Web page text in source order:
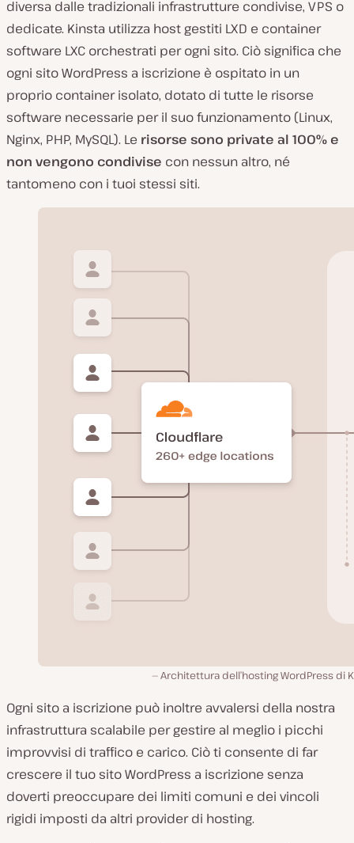
diversa dalle tradizionali infrastrutture condivise, VPS o
dedicate. Kinsta utilizza host gestiti LXD e container
software LXC orchestrati per ogni sito. Ciò significa che
ogni sito WordPress a iscrizione è ospitato in un
proprio container isolato, dotato di tutte le risorse
software necessarie per il suo funzionamento (Linux,
Nginx, PHP, MySQL). Le risorse sono private al 100% e
non vengono condivise con nessun altro, né
tantomeno con i tuoi stessi siti.
Architettura dell’hosting WordPress di
Ogni sito a iscrizione può inoltre avvalersi della nostra
infrastruttura scalabile per gestire al meglio i picchi
improvvisi di traffico e carico. Ciò ti consente di far
crescere il tuo sito WordPress a iscrizione senza
doverti preoccupare dei limiti comuni e dei vincoli
rigidi imposti da altri provider di hosting.